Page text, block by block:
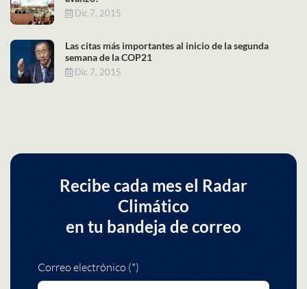
Dic 7, 2015
Las citas más importantes al inicio de la segunda
semana de la COP21
Dic 7, 2015
Recibe cada mes el Radar
Climático
en tu bandeja de correo
Correo electrónico (*)